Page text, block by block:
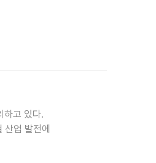
하고 있다.
업 발전에